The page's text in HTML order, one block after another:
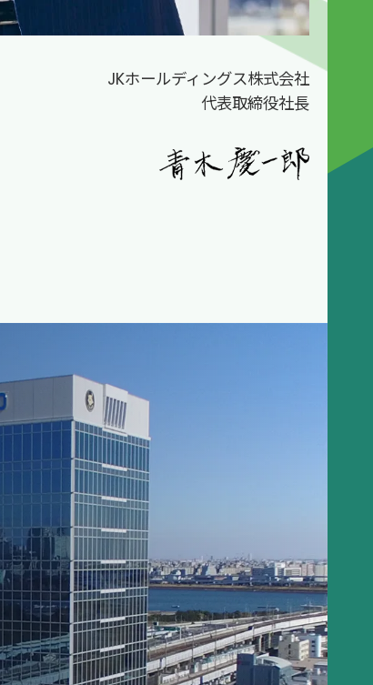
JKホールディングス株式会社
代表取締役社長